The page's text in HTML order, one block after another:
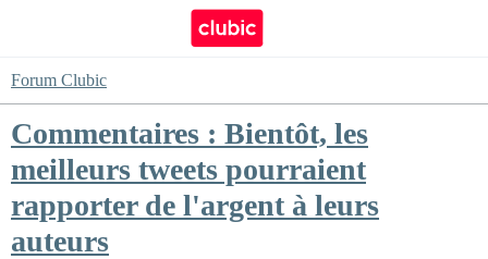
Forum Clubic
Commentaires : Bientôt, les
meilleurs tweets pourraient
rapporter de l'argent à leurs
auteurs